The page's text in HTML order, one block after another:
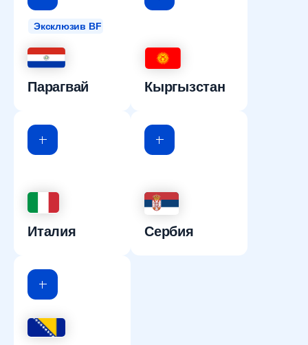
Эксклюзив BF
Парагвай Кыргызстан
Италия Сербия